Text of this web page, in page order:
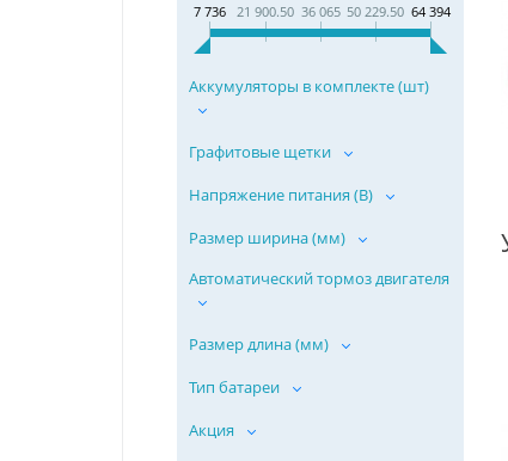
7 736 21 900.50 36 065 50 229.50 64 394
Аккумуляторы в комплекте (шт)
Графитовые щетки
Напряжение питания (В)
Размер ширина (мм)
Автоматический тормоз двигателя
Размер длина (мм)
Тип батареи
Акция